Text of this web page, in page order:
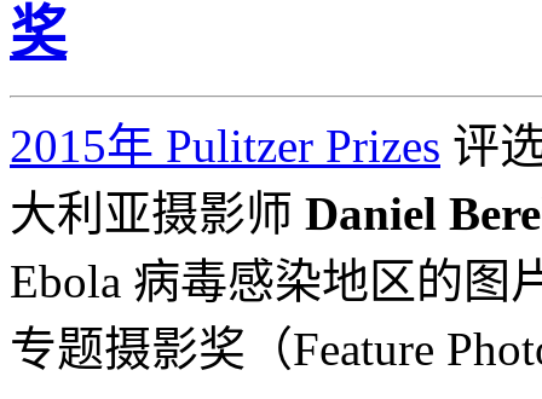
奖
2015年 Pulitzer Prizes 评
大利亚摄影师 Daniel
Ebola 病毒感染地区的图
专题摄影奖（Feature